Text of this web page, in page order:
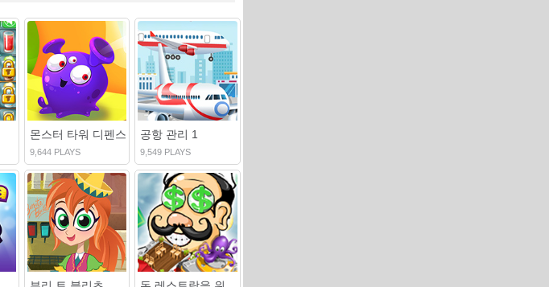
몬스터 타워 디펜스
9,644 PLAYS
공항 관리 1
9,549 PLAYS